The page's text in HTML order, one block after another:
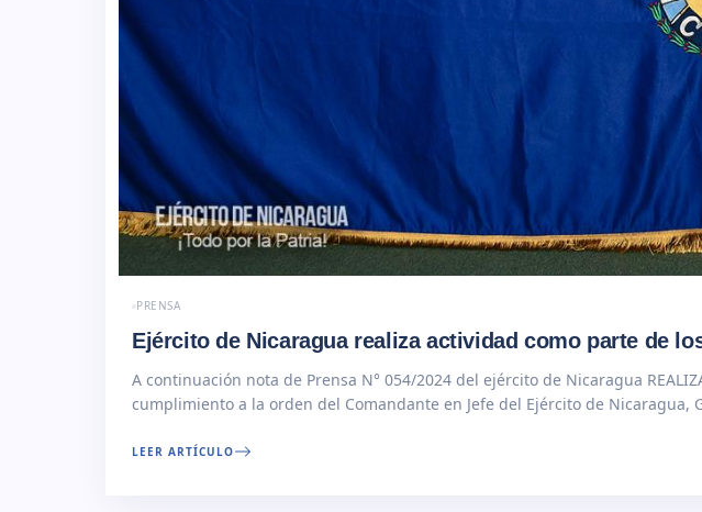
PRENSA
Ejército de Nicaragua realiza actividad como parte de
A continuación nota de Prensa N° 054/2024 del ejército de Nicaragua
cumplimiento a la orden del Comandante en Jefe del Ejército de Nicaragua,
LEER ARTÍCULO